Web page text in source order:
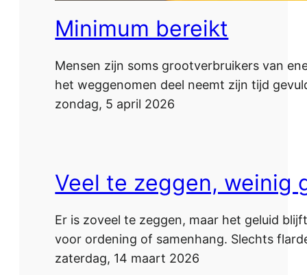
Minimum bereikt
Mensen zijn soms grootverbruikers van
het weggenomen deel neemt zijn tijd
zondag, 5 april 2026
Veel te zeggen, weinig
Er is zoveel te zeggen, maar het geluid
voor ordening of samenhang. Slechts
zaterdag, 14 maart 2026